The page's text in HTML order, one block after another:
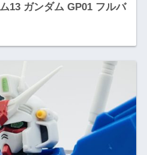
13 ガンダム GP01 フルバ